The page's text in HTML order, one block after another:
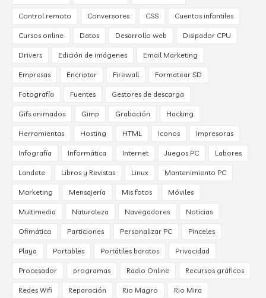
Control remoto Conversores CSS Cuentos infantiles
Cursos online Datos Desarrollo web Disipador CPU
Drivers Edición de imágenes Email Marketing
Empresas Encriptar Firewall Formatear SD
Fotografía Fuentes Gestores de descarga
Gifs animados Gimp Grabación Hacking
Herramientas Hosting HTML Iconos Impresoras
Infografía Informática Internet Juegos PC Labores
Landete Libros y Revistas Linux Mantenimiento PC
Marketing Mensajería Mis fotos Móviles
Multimedia Naturaleza Navegadores Noticias
Ofimática Particiones Personalizar PC Pinceles
Playa Portables Portátiles baratos Privacidad
Procesador programas Radio Online Recursos gráficos
Redes Wifi Reparación Rio Magro Rio Mira